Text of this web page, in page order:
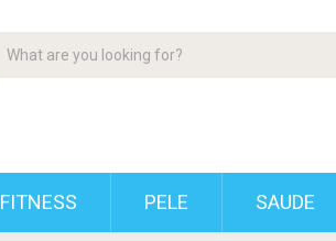
FITNESS PELE SAUDE